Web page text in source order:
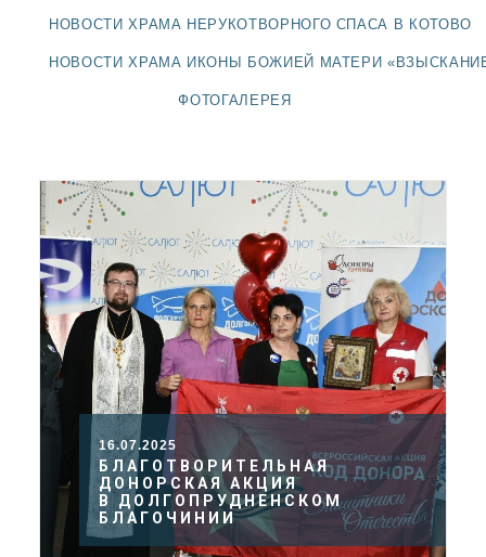
НОВОСТИ ХРАМА НЕРУКОТВОРНОГО СПАСА В КОТОВО
НОВОСТИ ХРАМА ИКОНЫ БОЖИЕЙ МАТЕРИ
ФОТОГАЛЕРЕЯ
16.07.2025
БЛАГОТВОРИТЕЛЬНАЯ
ДОНОРСКАЯ АКЦИЯ
В ДОЛГОПРУДНЕНСКОМ
БЛАГОЧИНИИ